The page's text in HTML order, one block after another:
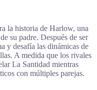
la historia de Harlow, una
su padre. Después de ser
y desafía las dinámicas de
A medida que los rivales
La Santidad mientras
con múltiples parejas.